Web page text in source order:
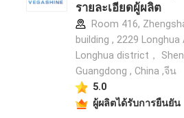
รายละเอียดผู้ผลิต
Room 416,
building , 2229 Longhua
Longhua district，
Guangdong , China ,จีน
5.0
ผู้ผลิตได้รับการยืนยัน